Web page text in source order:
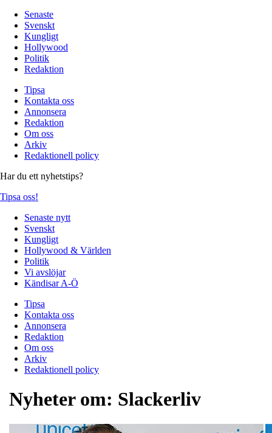
Senaste
Svenskt
Kungligt
Hollywood
Politik
Redaktion
Tipsa
Kontakta oss
Annonsera
Redaktion
Om oss
Arkiv
Redaktionell policy
Har du ett nyhetstips?
Tipsa oss!
Senaste nytt
Svenskt
Kungligt
Hollywood & Världen
Politik
Vi avslöjar
Kändisar A-Ö
Tipsa
Kontakta oss
Annonsera
Redaktion
Om oss
Arkiv
Redaktionell policy
Nyheter om: Slackerliv